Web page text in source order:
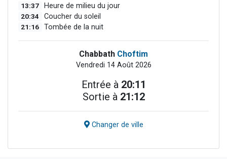
13:37 Heure de milieu du jour
20:34 Coucher du soleil
21:16 Tombée de la nuit
Chabbath Choftim
Vendredi 14 Août 2026
Entrée à 20:11
Sortie à 21:12
Changer de ville